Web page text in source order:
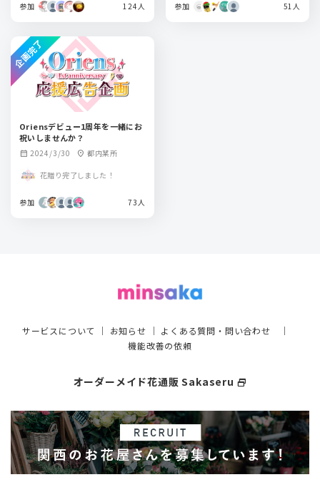
参加 124人 参加 51人
Oriensデビュー1周年を一緒にお
祝いしませんか？
calendar_month 2024/3/30 location_on 都内某所
花贈り完了しました！
参加 73人
企画完了
サービスについて ｜ お知らせ ｜ よくある質問・問い合わせ ｜
機能改善の依頼
オーダーメイド花通販 Sakaseru select_window